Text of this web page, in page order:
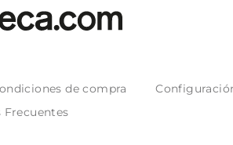
de compra
Frecuentes